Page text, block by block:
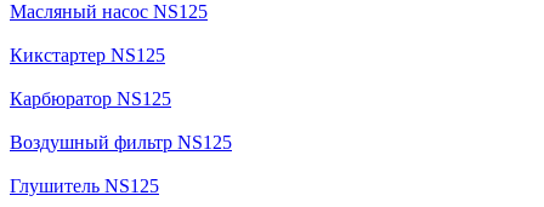
Масляный насос NS125
Кикстартер NS125
Карбюратор NS125
Воздушный фильтр NS125
Глушитель NS125